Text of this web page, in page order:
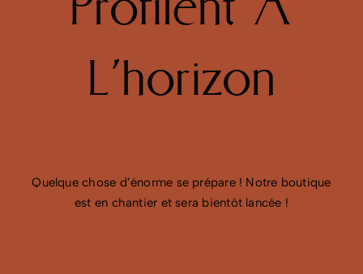
L’horizon
Quelque chose d’énorme se prépare ! Notre boutique
est en chantier et sera bientôt lancée !